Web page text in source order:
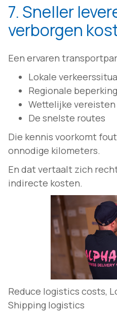
7. Sneller
verborgen
Een ervaren
Lokale
Regionale
Wettelijke vereisten
De snelste routes
Die kennis voorkomt
onnodige kilometers.
En dat vertaalt zich
indirecte kosten.
Reduce logistics costs,
Shipping logistics